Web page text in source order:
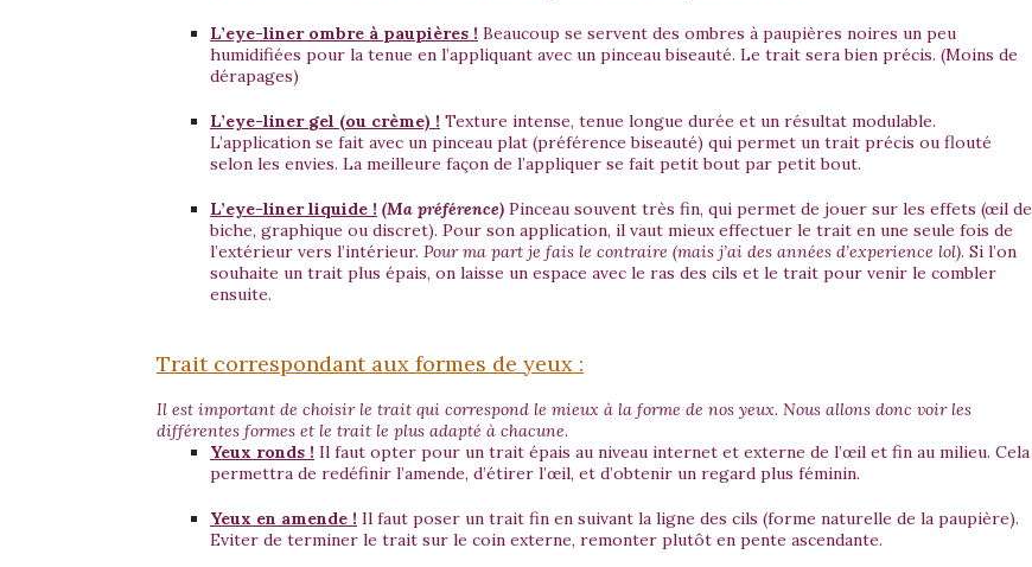
L’eye-liner ombre à paupières ! Beaucoup se servent des ombres à paupières noires un peu
humidifiées pour la tenue en l’appliquant avec un pinceau biseauté. Le trait sera bien précis. (Moins de
dérapages)
L’eye-liner gel (ou crème) ! Texture intense, tenue longue durée et un résultat modulable.
L’application se fait avec un pinceau plat (préférence biseauté) qui permet un trait précis ou flouté
selon les envies. La meilleure façon de l’appliquer se fait petit bout par petit bout.
L’eye-liner liquide ! (Ma préférence) Pinceau souvent très fin, qui permet de jouer sur les effets (œil de
biche, graphique ou discret). Pour son application, il vaut mieux effectuer le trait en une seule fois de
l’extérieur vers l’intérieur. Pour ma part je fais le contraire (mais j’ai des années d’experience lol). Si l’on
souhaite un trait plus épais, on laisse un espace avec le ras des cils et le trait pour venir le combler
ensuite.
Trait correspondant aux formes de yeux :
Il est important de choisir le trait qui correspond le mieux à la forme de nos yeux. Nous allons donc voir les
différentes formes et le trait le plus adapté à chacune.
Yeux ronds ! Il faut opter pour un trait épais au niveau internet et externe de l’œil et fin au milieu. Cela
permettra de redéfinir l’amende, d’étirer l’œil, et d’obtenir un regard plus féminin.
Yeux en amende ! Il faut poser un trait fin en suivant la ligne des cils (forme naturelle de la paupière).
Eviter de terminer le trait sur le coin externe, remonter plutôt en pente ascendante.